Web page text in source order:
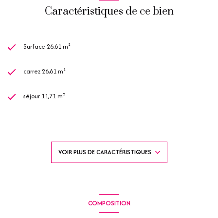
Caractéristiques de ce bien
Surface 26,61 m²
carrez 26,61 m²
séjour 11,71 m²
VOIR PLUS DE CARACTÉRISTIQUES
COMPOSITION